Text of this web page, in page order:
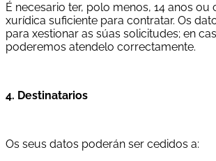
É necesario ter, polo menos, 14 anos ou
xurídica suficiente para contratar. Os
para xestionar as súas solicitudes; en
poderemos atendelo correctamente.
4. Destinatarios
Os seus datos poderán ser cedidos a: